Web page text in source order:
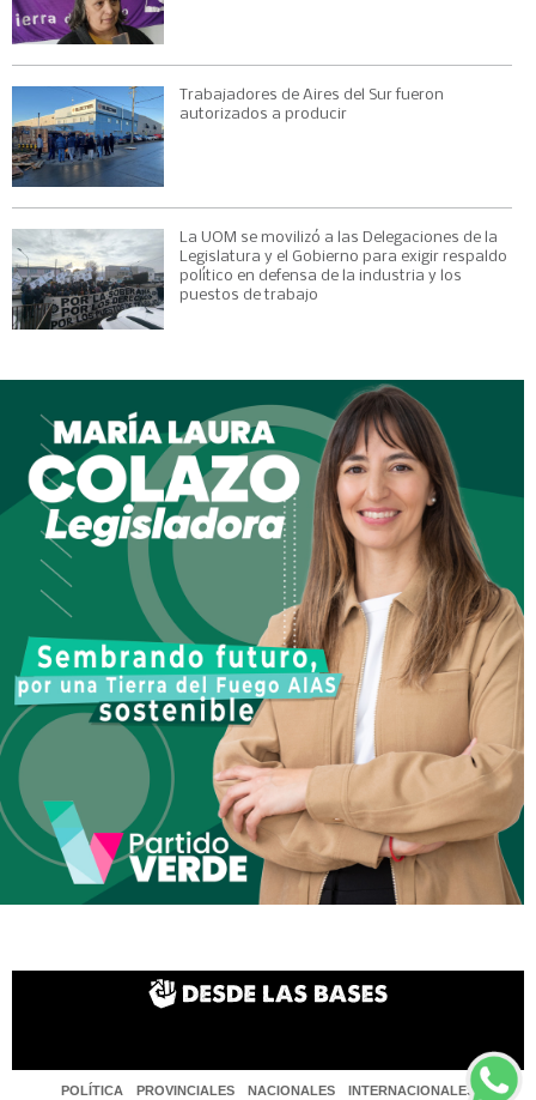
Trabajadores de Aires del Sur fueron
autorizados a producir
La UOM se movilizó a las Delegaciones de la
Legislatura y el Gobierno para exigir respaldo
político en defensa de la industria y los
puestos de trabajo
POLÍTICA PROVINCIALES NACIONALES INTERNACIONALES